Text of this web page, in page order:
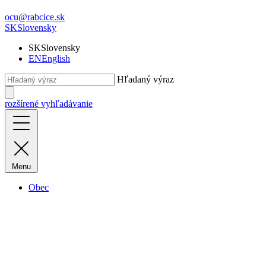
ocu@rabcice.sk
SKSlovensky
SKSlovensky
ENEnglish
Hľadaný výraz
rozšírené vyhľadávanie
Menu
Obec